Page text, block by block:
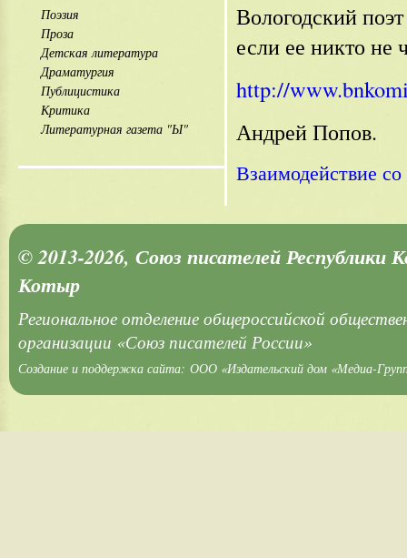
Поэзия
Проза
Детская литература
Драматургия
Публицистика
Критика
Литературная газета "Ы"
Вологодский
если ее никто не
http://
Андрей Попов.
Взаимодействие
© 2013-2026, Союз писателей Республики
Котыр
Региональное отделение общероссийской
организации «Союз писателей России»
Создание и поддержка сайта: ООО «Издательский дом «Медиа-